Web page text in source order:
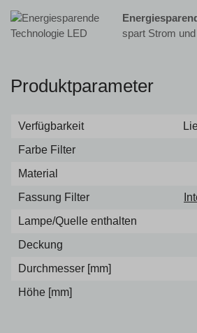
spart Strom
Produktparameter
Verfügbarkeit
Farbe Filter
Material
Fassung Filter
Lampe/Quelle enthalten
Deckung
Durchmesser [mm]
Höhe [mm]